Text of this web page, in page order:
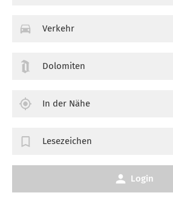
Verkehr
Dolomiten
In der Nähe
Lesezeichen
Login